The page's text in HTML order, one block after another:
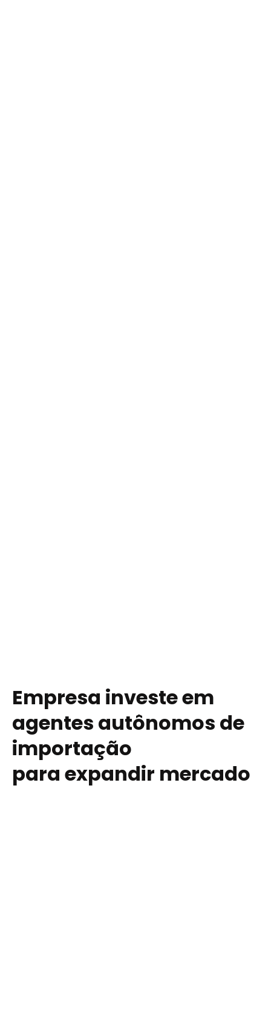
Empresa investe em
agentes autônomos de
importação
para expandir mercado